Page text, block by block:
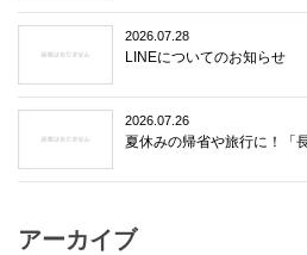
2026.07.28
LINEについてのお知らせ
2026.07.26
夏休みの帰省や旅行に！「
アーカイブ